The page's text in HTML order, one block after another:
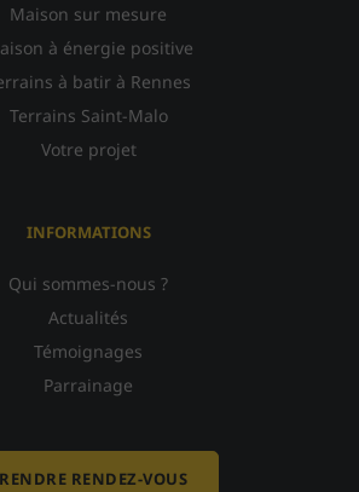
Maison sur mesure
à énergie positive
à batir à Rennes
Terrains Saint-Malo
Votre projet
INFORMATIONS
Qui sommes-nous ?
Actualités
Témoignages
Parrainage
RENDEZ-VOUS